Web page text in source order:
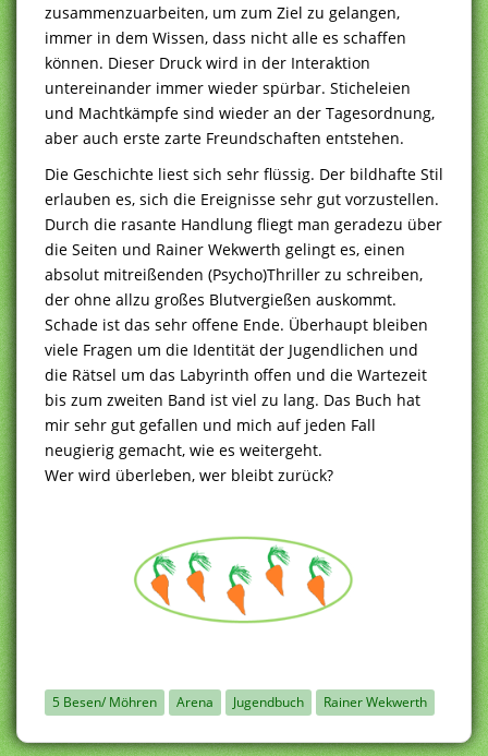
zusammenzuarbeiten, um zum Ziel zu gelangen,
immer in dem Wissen, dass nicht alle es schaffen
können. Dieser Druck wird in der Interaktion
untereinander immer wieder spürbar. Sticheleien
und Machtkämpfe sind wieder an der Tagesordnung,
aber auch erste zarte Freundschaften entstehen.
Die Geschichte liest sich sehr flüssig. Der bildhafte Stil
erlauben es, sich die Ereignisse sehr gut vorzustellen.
Durch die rasante Handlung fliegt man geradezu über
die Seiten und Rainer Wekwerth gelingt es, einen
absolut mitreißenden (Psycho)Thriller zu schreiben,
der ohne allzu großes Blutvergießen auskommt.
Schade ist das sehr offene Ende. Überhaupt bleiben
viele Fragen um die Identität der Jugendlichen und
die Rätsel um das Labyrinth offen und die Wartezeit
bis zum zweiten Band ist viel zu lang. Das Buch hat
mir sehr gut gefallen und mich auf jeden Fall
neugierig gemacht, wie es weitergeht.
Wer wird überleben, wer bleibt zurück?
5 Besen/ Möhren Arena Jugendbuch Rainer Wekwerth